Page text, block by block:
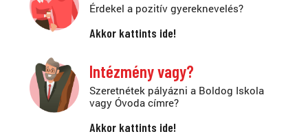
Érdekel a pozitív gyereknevelés?
Akkor kattints ide!
Intézmény vagy?
Szeretnétek pályázni a Boldog Iskola
vagy Óvoda címre?
Akkor kattints ide!